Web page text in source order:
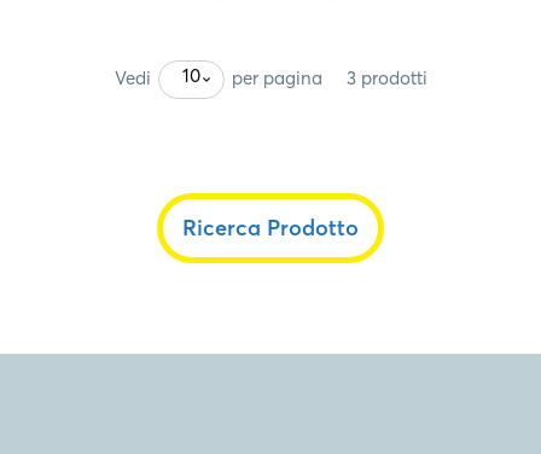
Vedi 10 per pagina 3 prodotti
Ricerca Prodotto